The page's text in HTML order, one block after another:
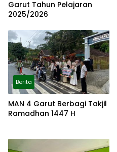
Garut Tahun Pelajaran
2025/2026
Berita
MAN 4 Garut Berbagi Takjil
Ramadhan 1447 H